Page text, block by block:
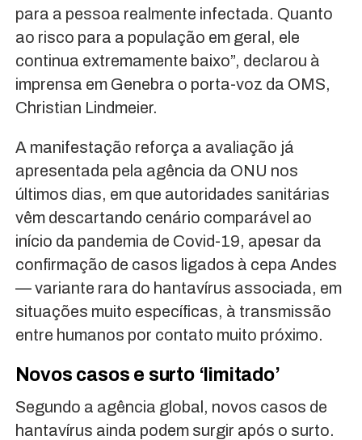
para a pessoa realmente infectada. Quanto
ao risco para a população em geral, ele
continua extremamente baixo”, declarou à
imprensa em Genebra o porta-voz da OMS,
Christian Lindmeier.
A manifestação reforça a avaliação já
apresentada pela agência da ONU nos
últimos dias, em que autoridades sanitárias
vêm descartando cenário comparável ao
início da pandemia de Covid-19, apesar da
confirmação de casos ligados à cepa Andes
— variante rara do hantavírus associada, em
situações muito específicas, à transmissão
entre humanos por contato muito próximo.
Novos casos e surto ‘limitado’
Segundo a agência global, novos casos de
hantavírus ainda podem surgir após o surto.